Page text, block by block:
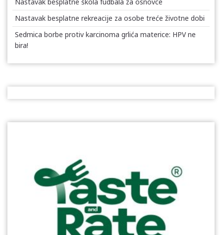
Nastavak besplatne rekreacije za osobe treće životne dobi
Sedmica borbe protiv karcinoma grlića materice: HPV ne
bira!